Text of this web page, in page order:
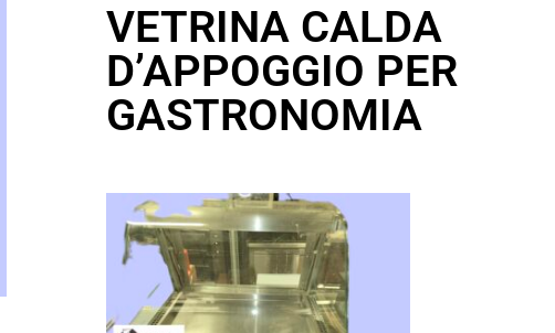
VETRINA CALDA
D’APPOGGIO PER
GASTRONOMIA